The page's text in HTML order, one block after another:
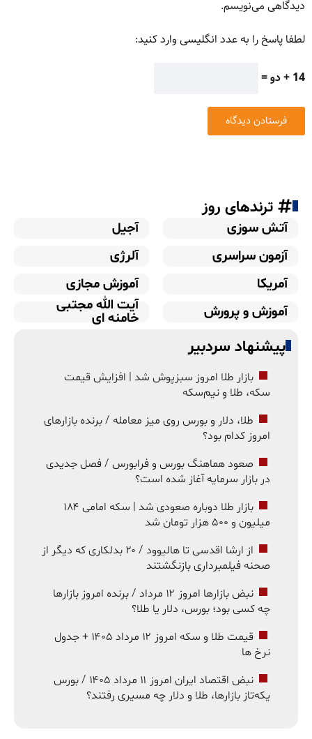
دیدگاهی می‌نویسم.
لطفا پاسخ را به عدد انگلیسی وارد کنید:
14 + دو =
ترندهای روز
آتش سوزی
آجیل
آزمون سراسری
آلرژی
آمریکا
آموزش مجازی
آموزش و پرورش
آیت الله مجتبی
خامنه ای
پیشنهاد سردبیر
بازار طلا امروز سبزپوش شد | افزایش قیمت
سکه، طلا و نیم‌سکه
طلا، دلار و بورس روی میز معامله / برنده بازارهای
امروز کدام بود؟
صعود هماهنگ بورس و فرابورس / فصل جدیدی
در بازار سرمایه آغاز شده است؟
بازار طلا دوباره صعودی شد | سکه امامی ۱۸۴
میلیون و ۵۰۰ هزار تومان شد
از ارشا اقدسی تا هالیوود / ۲۰ بدلکاری که دیگر از
صحنه فیلمبرداری بازنگشتند
نبض بازارها امروز ۱۲ مرداد / برنده امروز بازارها
چه کسی بود؛ بورس، دلار یا طلا؟
قیمت طلا و سکه امروز ۱۲ مرداد ۱۴۰۵ + جدول
نرخ ها
نبض اقتصاد ایران امروز ۱۱ مرداد ۱۴۰۵ / بورس
یکه‌تاز بازارها، طلا و دلار چه مسیری رفتند؟